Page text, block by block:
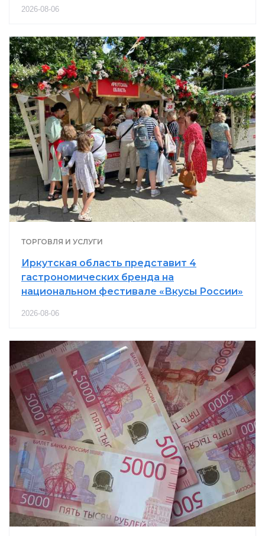
2026-08-06
ТОРГОВЛЯ И УСЛУГИ
Иркутская область представит 4
гастрономических бренда на
национальном фестивале «Вкусы России»
2026-08-06